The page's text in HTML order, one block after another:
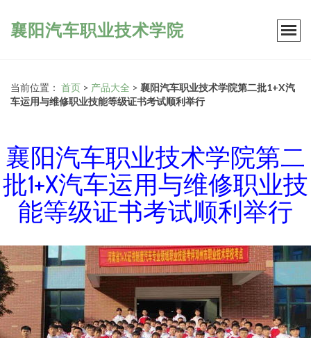
襄阳汽车职业技术学院
当前位置： 首页 > 产品大全 > 襄阳汽车职业技术学院第二批1+X汽
车运用与维修职业技能等级证书考试顺利举行
襄阳汽车职业技术学院第二
批1+X汽车运用与维修职业技
能等级证书考试顺利举行